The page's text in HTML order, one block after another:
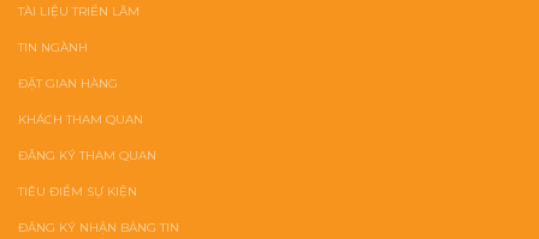
TÀI LIỆU TRIỂN LÃM
TIN NGÀNH
ĐẶT GIAN HÀNG
KHÁCH THAM QUAN
ĐĂNG KÝ THAM QUAN
TIÊU ĐIỂM SỰ KIỆN
ĐĂNG KÝ NHẬN BẢNG TIN